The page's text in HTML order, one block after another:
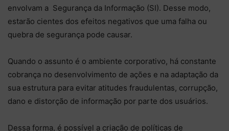
envolvam a Segurança da Informação (SI). Desse modo,
estarão cientes dos efeitos negativos que uma falha ou
quebra de segurança pode causar.
Quando o assunto é o ambiente corporativo, há constante
cobrança no desenvolvimento de ações e na adaptação da
sua estrutura para evitar atitudes fraudulentas, corrupção,
dano e distorção de informação por parte dos usuários.
Dessa forma, é possível a criação de políticas de